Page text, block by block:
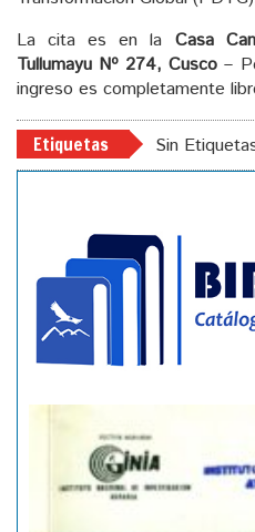
La cita es en la Casa
Tullumayu Nº 274, Cusco –
ingreso es completamente
Etiquetas Sin